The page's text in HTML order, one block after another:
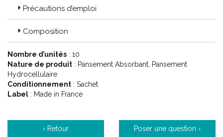
Précautions d’emploi
Composition
Nombre d’unités : 10
Nature de produit : Pansement Absorbant, Pansement
Hydrocellulaire
Conditionnement : Sachet
Label : Made in France
‹ Retour Poser une question ›